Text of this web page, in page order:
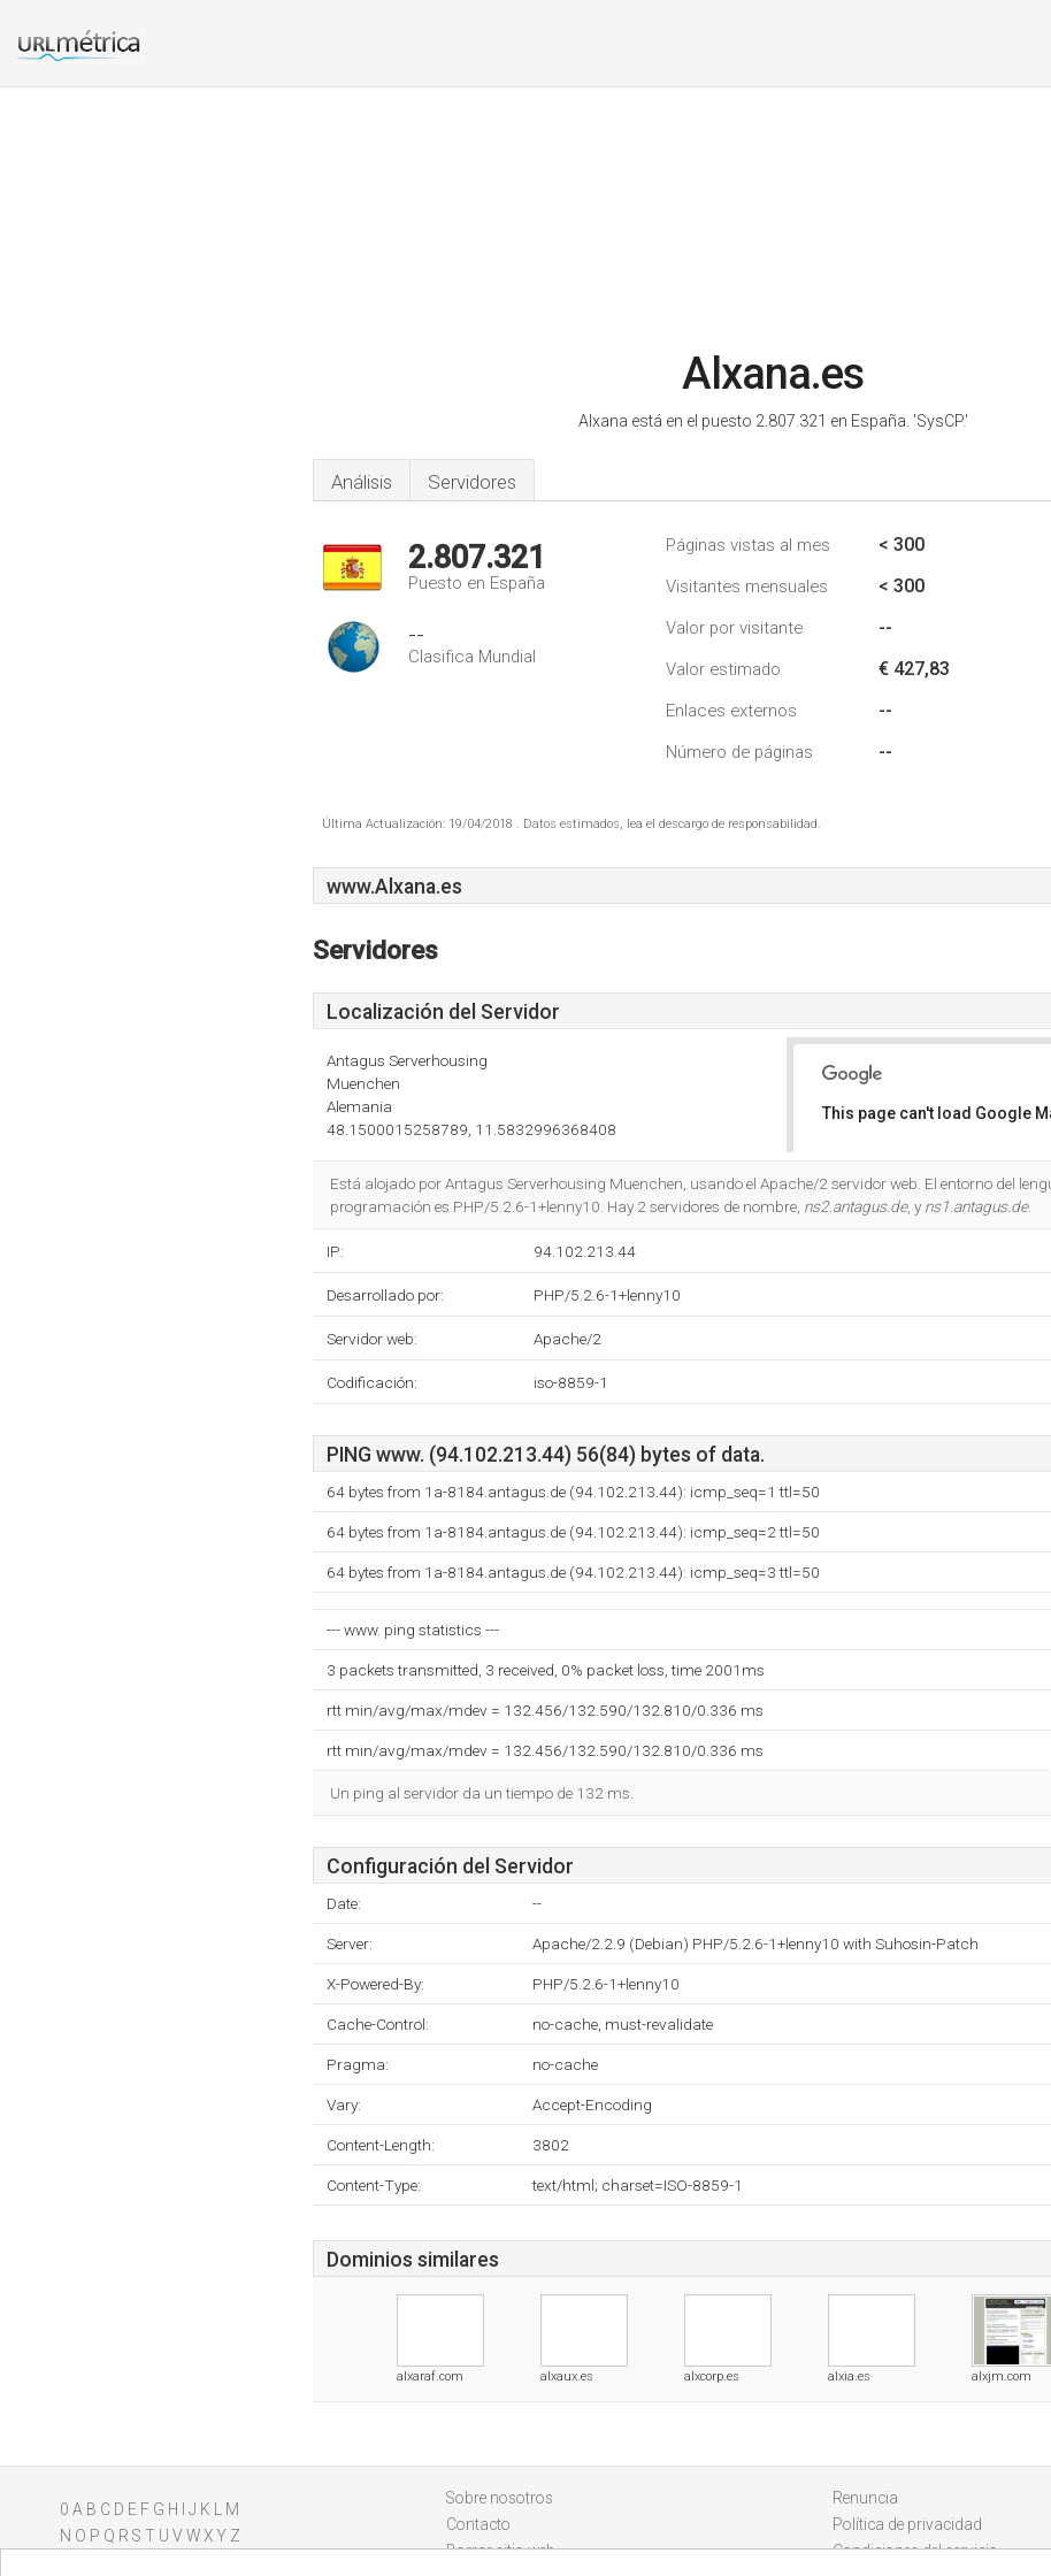
Alxana.es
Alxana está en el puesto 2.807.321 en España. 'SysCP.'
Análisis Servidores
2.807.321
Puesto en España
--
Clasifica Mundial
Páginas vistas al mes < 300
Visitantes mensuales < 300
Valor por visitante --
Valor estimado € 427,83
Enlaces externos --
Número de páginas --
Última Actualización: 19/04/2018 . Datos estimados, lea el descargo de responsabilidad.
www.Alxana.es
Servidores
Localización del Servidor
Antagus Serverhousing
Muenchen
Alemania
48.1500015258789, 11.5832996368408
This page can't load Google
Está alojado por Antagus Serverhousing Muenchen, usando el Apache/2 servidor web. El entorno del
programación es PHP/5.2.6-1+lenny10. Hay 2 servidores de nombre, ns2.antagus.de, y ns1.antagus.de.
IP: 94.102.213.44
Desarrollado por: PHP/5.2.6-1+lenny10
Servidor web: Apache/2
Codificación: iso-8859-1
PING www. (94.102.213.44) 56(84) bytes of data.
64 bytes from 1a-8184.antagus.de (94.102.213.44): icmp_seq=1 ttl=50
64 bytes from 1a-8184.antagus.de (94.102.213.44): icmp_seq=2 ttl=50
64 bytes from 1a-8184.antagus.de (94.102.213.44): icmp_seq=3 ttl=50
--- www. ping statistics ---
3 packets transmitted, 3 received, 0% packet loss, time 2001ms
rtt min/avg/max/mdev = 132.456/132.590/132.810/0.336 ms
rtt min/avg/max/mdev = 132.456/132.590/132.810/0.336 ms
Un ping al servidor da un tiempo de 132 ms.
Configuración del Servidor
Date: --
Server: Apache/2.2.9 (Debian) PHP/5.2.6-1+lenny10 with Suhosin-Patch
X-Powered-By: PHP/5.2.6-1+lenny10
Cache-Control: no-cache, must-revalidate
Pragma: no-cache
Vary: Accept-Encoding
Content-Length: 3802
Content-Type: text/html; charset=ISO-8859-1
Dominios similares
alxaraf.com alxaux.es alxcorp.es alxia.es alxjm.com
0 A B C D E F G H J K
M
N O P Q R S T U V WXY Z
Sobre nosotros
Contacto
Borrar sitio web
Renuncia
Política de privacidad
Condiciones del servicio